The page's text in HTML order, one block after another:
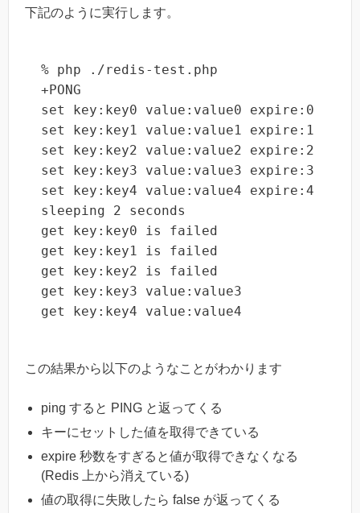
下記のように実行します。
% php ./redis-test.php
+PONG
set key:key0 value:value0 expire:0
set key:key1 value:value1 expire:1
set key:key2 value:value2 expire:2
set key:key3 value:value3 expire:3
set key:key4 value:value4 expire:4
sleeping 2 seconds
get key:key0 is failed
get key:key1 is failed
get key:key2 is failed
get key:key3 value:value3
get key:key4 value:value4
この結果から以下のようなことがわかります
ping すると PING と返ってくる
キーにセットした値を取得できている
expire 秒数をすぎると値が取得できなくなる
(Redis 上から消えている)
値の取得に失敗したら false が返ってくる